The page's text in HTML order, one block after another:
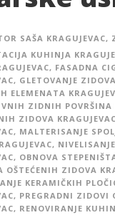
SAŠA KRAGUJEVAC,
KUHINJA
, FASADNA
, GLETOVANJE
ELEMENATA
ZIDNIH POVRŠINA
ZIDOVA KRAGUJEVAC
, MALTERISANJE
,
, OBNOVA
OŠTEĆENIH ZIDOVA
KERAMIČKIH
, PREGRADNI ZIDOVI
, RENOVIRANJE